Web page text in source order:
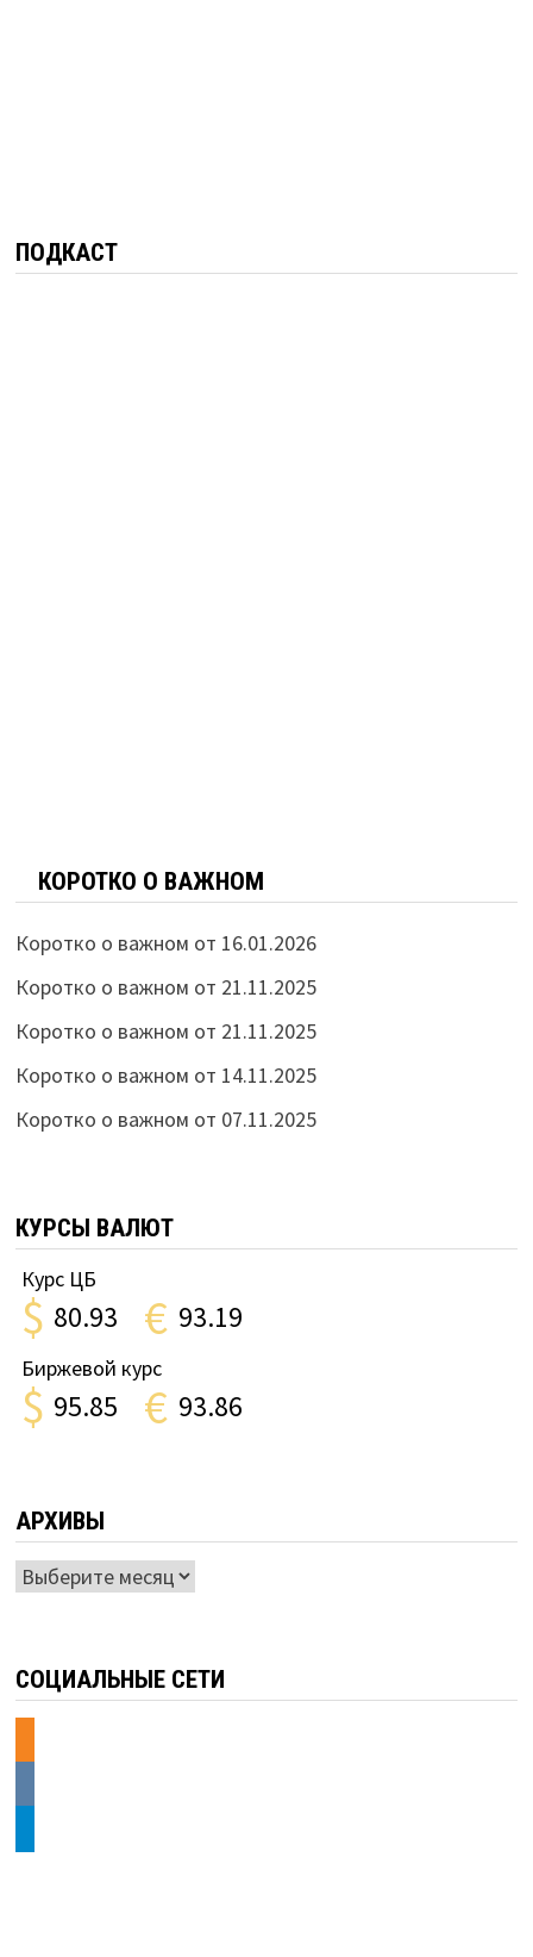
ПОДКАСТ
КОРОТКО О ВАЖНОМ
Коротко о важном от 16.01.2026
Коротко о важном от 21.11.2025
Коротко о важном от 21.11.2025
Коротко о важном от 14.11.2025
Коротко о важном от 07.11.2025
КУРСЫ ВАЛЮТ
Курс ЦБ
$ 80.93 € 93.19
Биржевой курс
$ 95.85 € 93.86
АРХИВЫ
Архивы
СОЦИАЛЬНЫЕ СЕТИ